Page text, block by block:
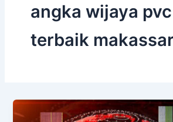
angka wijaya pvc
terbaik